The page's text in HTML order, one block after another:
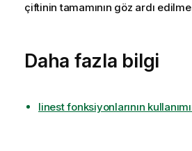
çiftinin tamamının göz ardı
Daha fazla bilgi
linest fonksiyonlarının